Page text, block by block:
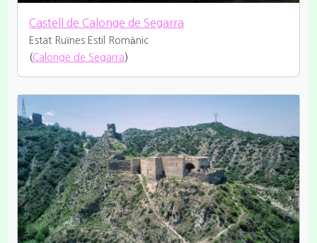
Castell de Calonge de Segarra
Estat Ruïnes Estil Romànic
(Calonge de Segarra)